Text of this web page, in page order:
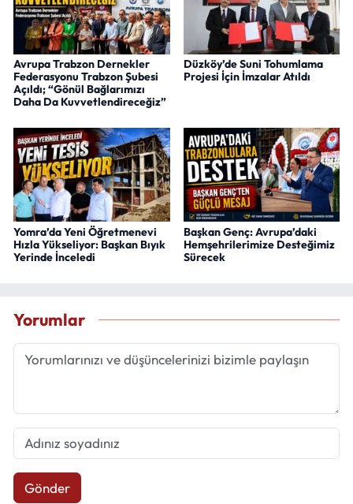
Avrupa Trabzon Dernekler
Federasyonu Trabzon Şubesi
Açıldı; “Gönül Bağlarımızı
Daha Da Kuvvetlendireceğiz”
Düzköy’de Suni Tohumlama
Projesi İçin İmzalar Atıldı
Yomra’da Yeni Öğretmenevi
Hızla Yükseliyor: Başkan Bıyık
Yerinde İnceledi
Başkan Genç: Avrupa’daki
Hemşehrilerimize Desteğimiz
Sürecek
Yorumlar
Gönder